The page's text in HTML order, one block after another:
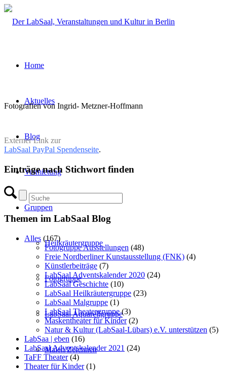
Home
Aktuelles
Blog
Vermietung
Gruppen
Heilkräutergruppe
Fotogruppe
LabSaal Aquarellgruppe
Malen/Zeichnen
Fotografien von Ingrid- Metzner-Hoffmann
Externer Link zur
LabSaal PayPal Spendenseite.
Einträge nach Stichwort finden
Themen im LabSaal Blog
Alles (167)
Fotogruppe Ausstellungen (48)
Freie Nordberliner Kunstausstellung (FNK) (4)
Künstlerbeiträge (7)
LabSaal Adventskalender 2020 (24)
LabSaal Geschichte (10)
LabSaal Heilkräutergruppe (23)
LabSaal Malgruppe (1)
LabSaal Theatergruppe(3)
Maskentheater für Kinder(2)
Natur & Kultur (LabSaal-Lübars) e.V. unterstützen (5)
LabSaa | eben (16)
LabSaal Adventskalender 2021 (24)
TaFF Theater(4)
Theater für Kinder(1)